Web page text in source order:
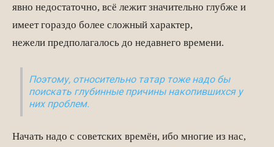
явно недостаточно, всё лежит значительно глубже и
имеет гораздо более сложный характер,
нежели предполагалось до недавнего времени.
Поэтому, относительно татар тоже надо бы
поискать глубинные причины накопившихся у
них проблем.
Начать надо с советских времён, ибо многие из нас,